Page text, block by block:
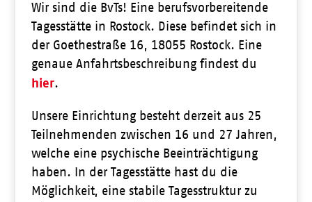
Wir sind die BvTs! Eine berufsvorbereitende
Tagesstätte in Rostock. Diese befindet sich in
der Goethestraße 16, 18055 Rostock. Eine
genaue Anfahrtsbeschreibung findest du
hier.
Unsere Einrichtung besteht derzeit aus 25
Teilnehmenden zwischen 16 und 27 Jahren,
welche eine psychische Beeinträchtigung
haben. In der Tagesstätte hast du die
Möglichkeit, eine stabile Tagesstruktur zu